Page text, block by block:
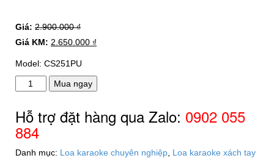
Giá: 2.900.000₫
Giá KM: 2.650.000 ₫
Model: CS251PU
Loa
karaoke
CS251PU
số
Mua ngay
Hỗ trợ đặt hàng qua Zalo: 0902 055
884
Danh mục: Loa karaoke chuyên nghiệp Loa karaoke xách tay